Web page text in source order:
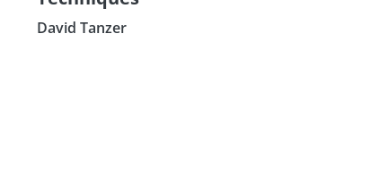
David Tanzer